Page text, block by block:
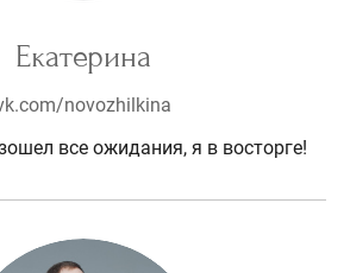
Екатерина
novozhilkina
все ожидания, я в восторге!